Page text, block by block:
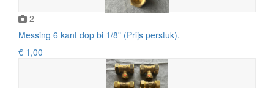
2
Messing 6 kant dop bi 1/8" (Prijs perstuk).
€ 1,00